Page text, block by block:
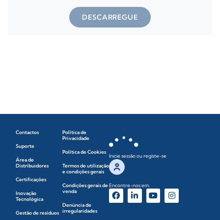
DESCARREGUE
Contactos
Suporte
Área de
Distribuidores
Certificações
Inovação
Tecnológica
Gestão de resíduos
Política de
Privacidade
Política de Cookies
Termos de utilização
e condições gerais
Condições gerais de
venda
Denúncia de
irregularidades
Inicie sessão ou registe-se
Encontre-nos em: